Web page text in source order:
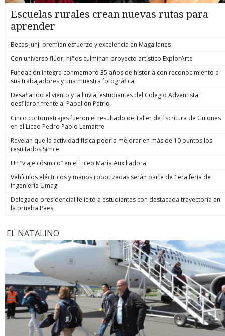
Escuelas rurales crean nuevas rutas para
aprender
Becas Junji premian esfuerzo y excelencia en Magallanes
Con universo flúor, niños culminan proyecto artístico ExplorArte
Fundación Integra conmemoró 35 años de historia con reconocimiento a
sus trabajadores y una muestra fotográfica
Desafiando el viento y la lluvia, estudiantes del Colegio Adventista
desfilaron frente al Pabellón Patrio
Cinco cortometrajes fueron el resultado de Taller de Escritura de Guiones
en el Liceo Pedro Pablo Lemaitre
Revelan que la actividad física podría mejorar en más de 10 puntos los
resultados Simce
Un “viaje cósmico” en el Liceo María Auxiliadora
Vehículos eléctricos y manos robotizadas serán parte de 1era feria de
Ingeniería Umag
Delegado presidencial felicitó a estudiantes con destacada trayectoria en
la prueba Paes
EL NATALINO